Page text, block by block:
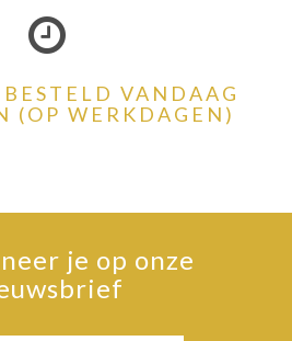
VANDAAG
(OP WERKDAGEN)
je op onze